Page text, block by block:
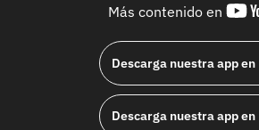
Más contenido en
Descarga nuestra app en
Descarga nuestra app en